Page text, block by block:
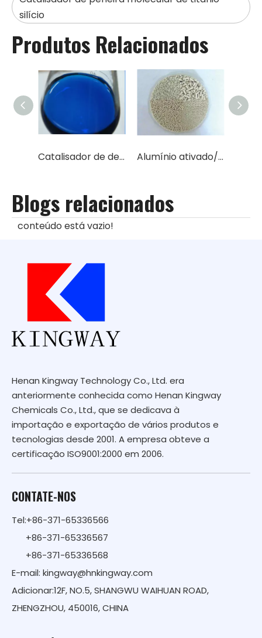
silício
Produtos Relacionados
Catalisador de dessulfurização líquido/sólido de alta eficiência (cobalto ftalocianina sulfonado) Alumínio ativado/óxido de alumínio/transportador de catalisador (teor de Al2O3 96%-98%)
Blogs relacionados
conteúdo está vazio!
Henan Kingway Technology Co., Ltd. era
anteriormente conhecida como Henan Kingway
Chemicals Co., Ltd., que se dedicava à
importação e exportação de vários produtos e
tecnologias desde 2001. A empresa obteve a
certificação ISO9001:2000 em 2006.
CONTATE-NOS
Tel:+86-371-65336566
+86-371-65336567
+86-371-65336568
E-mail: kingway@hnkingway.com
Adicionar:12F, NO.5, SHANGWU WAIHUAN ROAD,
ZHENGZHOU, 450016, CHINA